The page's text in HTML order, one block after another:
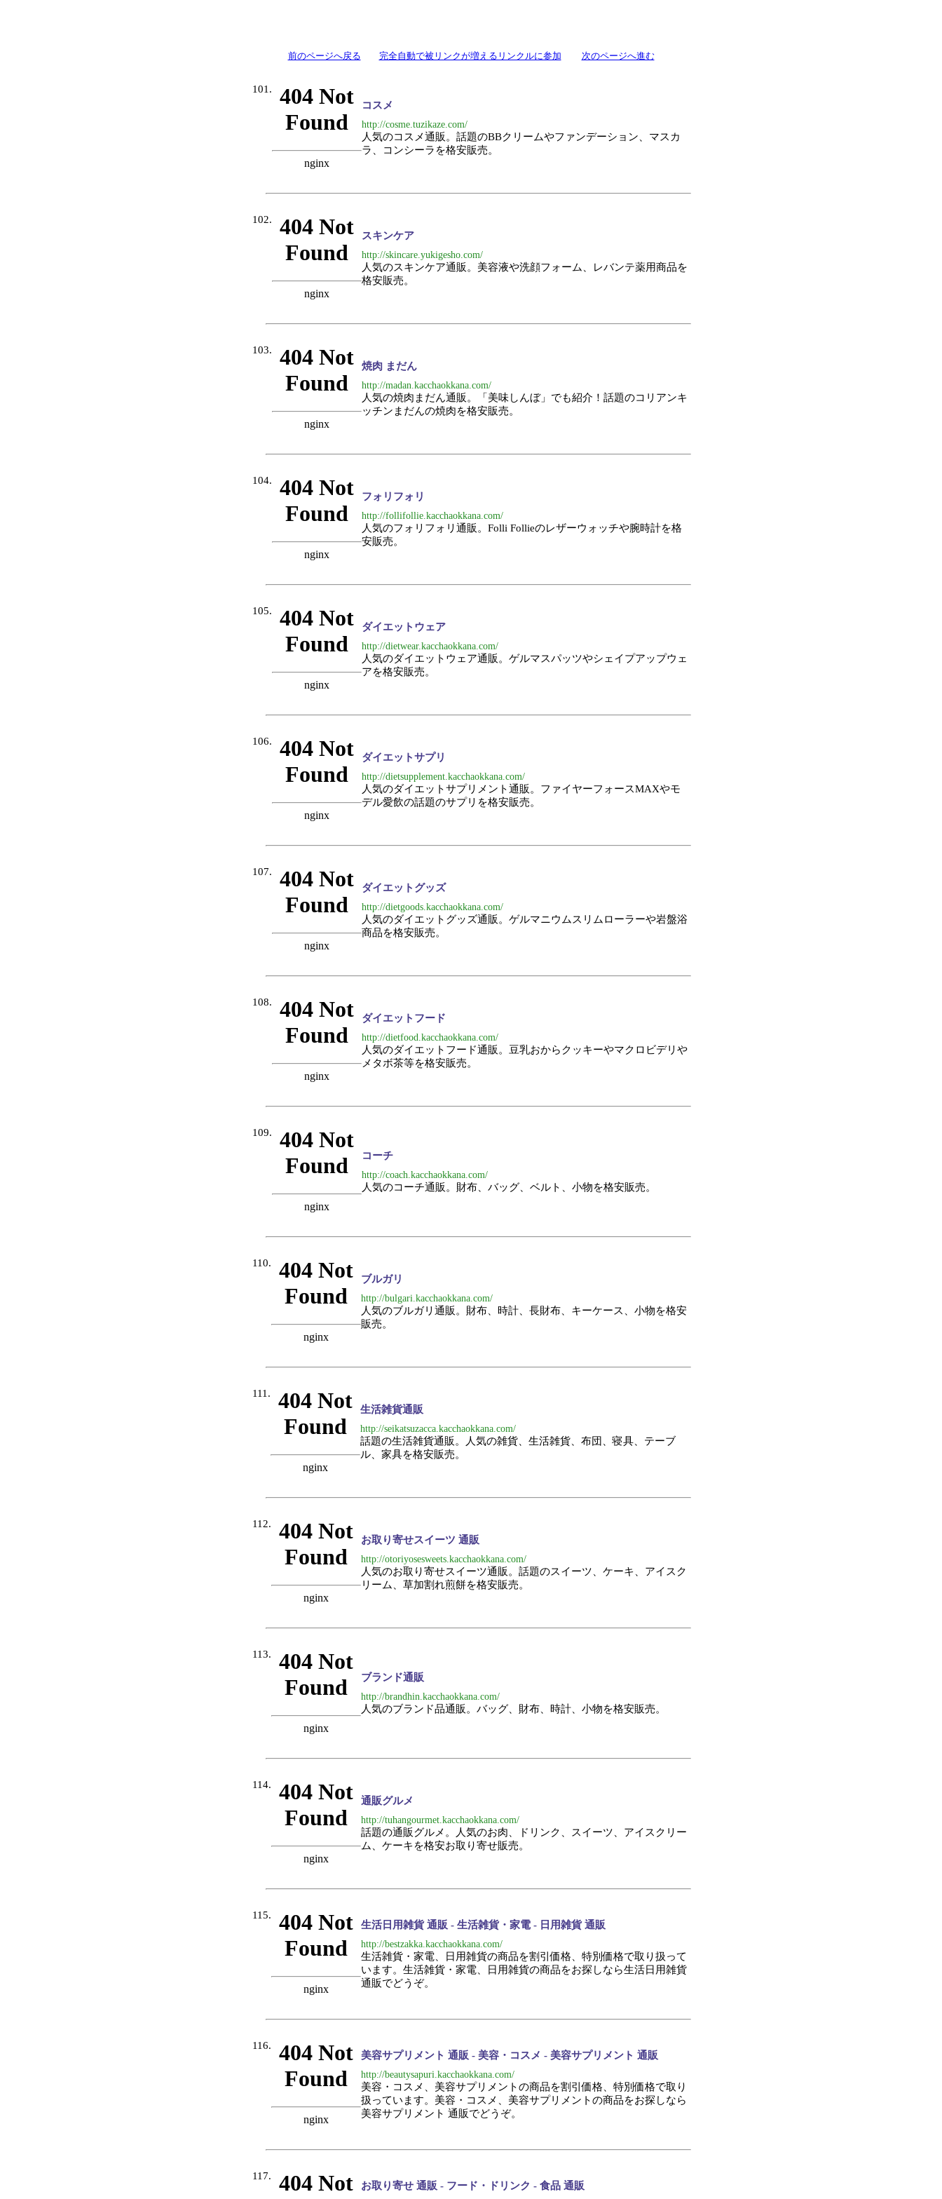
前のページへ戻る 完全自動で被リンクが増えるリンクルに参加 次のページへ進む
101.
コスメ
http://cosme.tuzikaze.com/
人気のコスメ通販。話題のBBクリームやファンデーション、マスカ
ラ、コンシーラを格安販売。
102.
スキンケア
http://skincare.yukigesho.com/
人気のスキンケア通販。美容液や洗顔フォーム、レバンテ薬用商品を
格安販売。
103.
焼肉 まだん
http://madan.kacchaokkana.com/
人気の焼肉まだん通販。「美味しんぼ」でも紹介！話題のコリアンキ
ッチンまだんの焼肉を格安販売。
104.
フォリフォリ
http://follifollie.kacchaokkana.com/
人気のフォリフォリ通販。Folli Follieのレザーウォッチや腕時計を格
安販売。
105.
ダイエットウェア
http://dietwear.kacchaokkana.com/
人気のダイエットウェア通販。ゲルマスパッツやシェイプアップウェ
アを格安販売。
106.
ダイエットサプリ
http://dietsupplement.kacchaokkana.com/
人気のダイエットサプリメント通販。ファイヤーフォースMAXやモ
デル愛飲の話題のサプリを格安販売。
107.
ダイエットグッズ
http://dietgoods.kacchaokkana.com/
人気のダイエットグッズ通販。ゲルマニウムスリムローラーや岩盤浴
商品を格安販売。
108.
ダイエットフード
http://dietfood.kacchaokkana.com/
人気のダイエットフード通販。豆乳おからクッキーやマクロビデリや
メタボ茶等を格安販売。
109.
コーチ
http://coach.kacchaokkana.com/
人気のコーチ通販。財布、バッグ、ベルト、小物を格安販売。
110.
ブルガリ
http://bulgari.kacchaokkana.com/
人気のブルガリ通販。財布、時計、長財布、キーケース、小物を格安
販売。
111.
生活雑貨通販
http://seikatsuzacca.kacchaokkana.com/
話題の生活雑貨通販。人気の雑貨、生活雑貨、布団、寝具、テーブ
ル、家具を格安販売。
112.
お取り寄せスイーツ 通販
http://otoriyosesweets.kacchaokkana.com/
人気のお取り寄せスイーツ通販。話題のスイーツ、ケーキ、アイスク
リーム、草加割れ煎餅を格安販売。
113.
ブランド通販
http://brandhin.kacchaokkana.com/
人気のブランド品通販。バッグ、財布、時計、小物を格安販売。
114.
通販グルメ
http://tuhangourmet.kacchaokkana.com/
話題の通販グルメ。人気のお肉、ドリンク、スイーツ、アイスクリー
ム、ケーキを格安お取り寄せ販売。
115.
生活日用雑貨 通販 - 生活雑貨・家電 - 日用雑貨 通販
http://bestzakka.kacchaokkana.com/
生活雑貨・家電、日用雑貨の商品を割引価格、特別価格で取り扱って
います。生活雑貨・家電、日用雑貨の商品をお探しなら生活日用雑貨
通販でどうぞ。
116.
美容サプリメント 通販 - 美容・コスメ - 美容サプリメント 通販
http://beautysapuri.kacchaokkana.com/
美容・コスメ、美容サプリメントの商品を割引価格、特別価格で取り
扱っています。美容・コスメ、美容サプリメントの商品をお探しなら
美容サプリメント 通販でどうぞ。
117.
お取り寄せ 通販 - フード・ドリンク - 食品 通販